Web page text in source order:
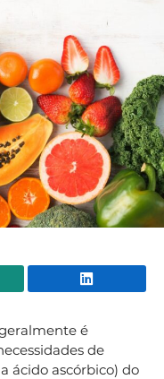
WhatsApp
é
de
ácido ascórbico) do